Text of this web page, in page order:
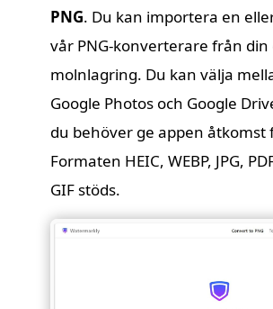
PNG. Du kan importera en
vår PNG-konverterare från
molnlagring. Du kan välja
Google Photos och Google
du behöver ge appen åtkomst
Formaten HEIC, WEBP, JPG,
GIF stöds.